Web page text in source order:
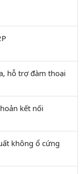
hỗ trợ đàm thoại
kết nối
không ổ cứng